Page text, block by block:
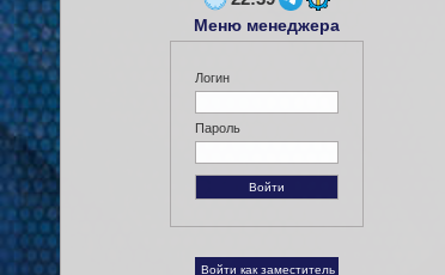
Меню менеджера
Логин
Пароль